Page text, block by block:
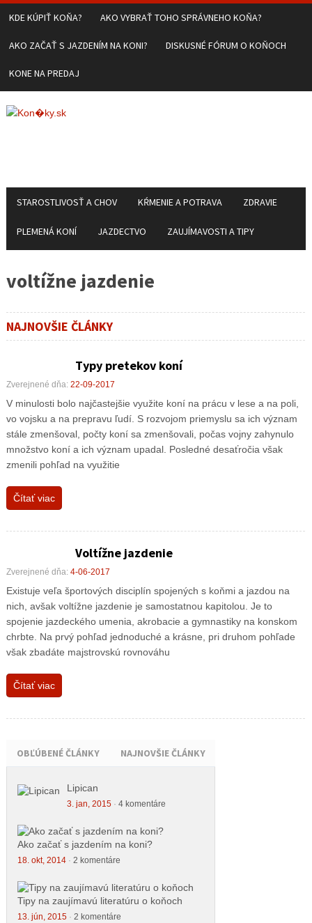
KDE KÚPIŤ KOŇA? AKO VYBRAŤ TOHO SPRÁVNEHO KOŇA?
AKO ZAČAŤ S JAZDENÍM NA KONI? DISKUSNÉ FÓRUM O KOŇOCH
KONE NA PREDAJ
STAROSTLIVOSŤ A CHOV KŔMENIE A POTRAVA ZDRAVIE
PLEMENÁ KONÍ JAZDECTVO ZAUJÍMAVOSTI A TIPY
voltížne jazdenie
NAJNOVŠIE ČLÁNKY
Typy pretekov koní
Zverejnené dňa: 22-09-2017
V minulosti bolo najčastejšie využite koní na prácu v lese a na poli,
vo vojsku a na prepravu ľudí. S rozvojom priemyslu sa ich význam
stále zmenšoval, počty koní sa zmenšovali, počas vojny zahynulo
množstvo koní a ich význam upadal. Posledné desaťročia však
zmenili pohľad na využitie
Čítať viac
Voltížne jazdenie
Zverejnené dňa: 4-06-2017
Existuje veľa športových disciplín spojených s koňmi a jazdou na
nich, avšak voltížne jazdenie je samostatnou kapitolou. Je to
spojenie jazdeckého umenia, akrobacie a gymnastiky na konskom
chrbte. Na prvý pohľad jednoduché a krásne, pri druhom pohľade
však zbadáte majstrovskú rovnováhu
Čítať viac
OBĽÚBENÉ ČLÁNKY NAJNOVŠIE ČLÁNKY
Lipican
3. jan, 2015· 4 komentáre
Ako začať s jazdením na koni?
18. okt, 2014· 2 komentáre
Tipy na zaujímavú literatúru o koňoch
13. jún, 2015· 2 komentáre